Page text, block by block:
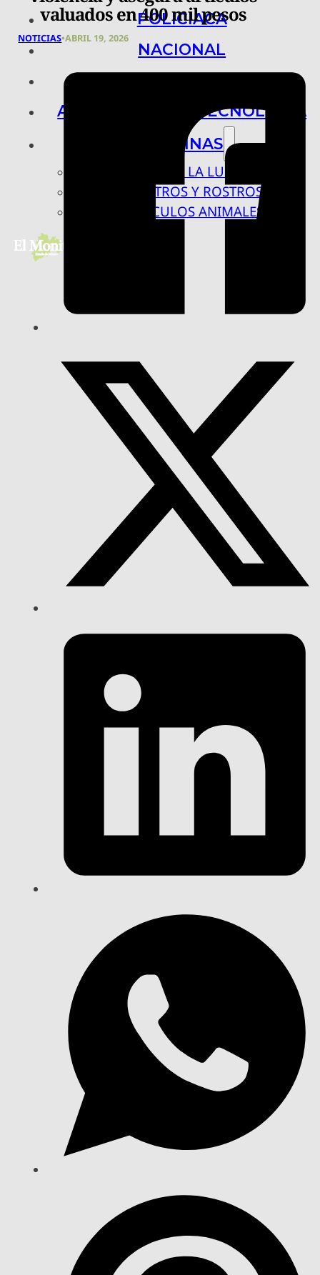
POLICIACA
NACIONAL
ARTE, CIENCIA Y TECNOLOGÍA
COLUMNAS
BAJO LA LUPA
RASTROS Y ROSTROS
VÍNCULOS ANIMALES
valuados en 400 mil pesos
NOTICIAS•ABRIL 19, 2026